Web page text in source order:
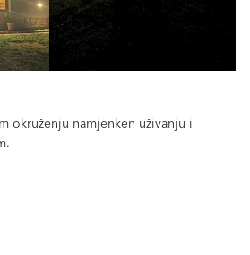
okruženju namjenken uživanju i